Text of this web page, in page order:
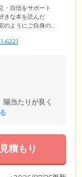
・自信をサポート
きな本を読んだ
のようにご自身の
を送れるように
られるように努め
6221
当たりが良く
積もり